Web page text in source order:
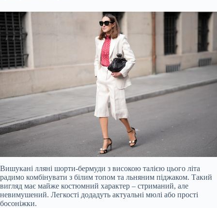
Вишукані лляні шорти-бермуди з високою талією цього літа
радимо комбінувати з білим топом та льняним піджаком. Такий
вигляд має майже костюмний характер – стриманий, але
невимушений. Легкості додадуть актуальні мюлі або прості
босоніжки.